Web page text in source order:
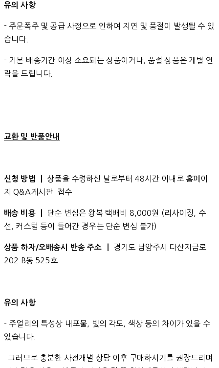
유의 사항
- 주문폭주 및 공급 사정으로 인하여 지연 및 품절이 발생될 수 있
습니다.
- 기본 배송기간 이상 소요되는 상품이거나, 품절 상품은 개별 연
락을 드립니다.
교환 및 반품안내
신청 방법 ㅣ상품을 수령하신 날로부터 48시간 이내로 홈페이
지 Q&A게시판 접수
배송 비용 ㅣ
단순 변심은 왕복 택배비 8,000원 (리사이징, 수
선, 커스텀 등이 들어간 경우는 단순 변심 불가)
상품 하자/오배송시 반송 주소 ㅣ 경기도 남양주시 다산지금로
202 B동 525호
유의 사항
- 주얼리의 특성상 내포물, 빛의 각도, 색상 등의 차이가 있을 수
있습니다.
그러므로 충분한 사전개별 상담 이후 구매하시기를 권장드리며